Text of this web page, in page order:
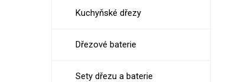
Kuchyňské dřezy
Dřezové baterie
Sety dřezu a baterie